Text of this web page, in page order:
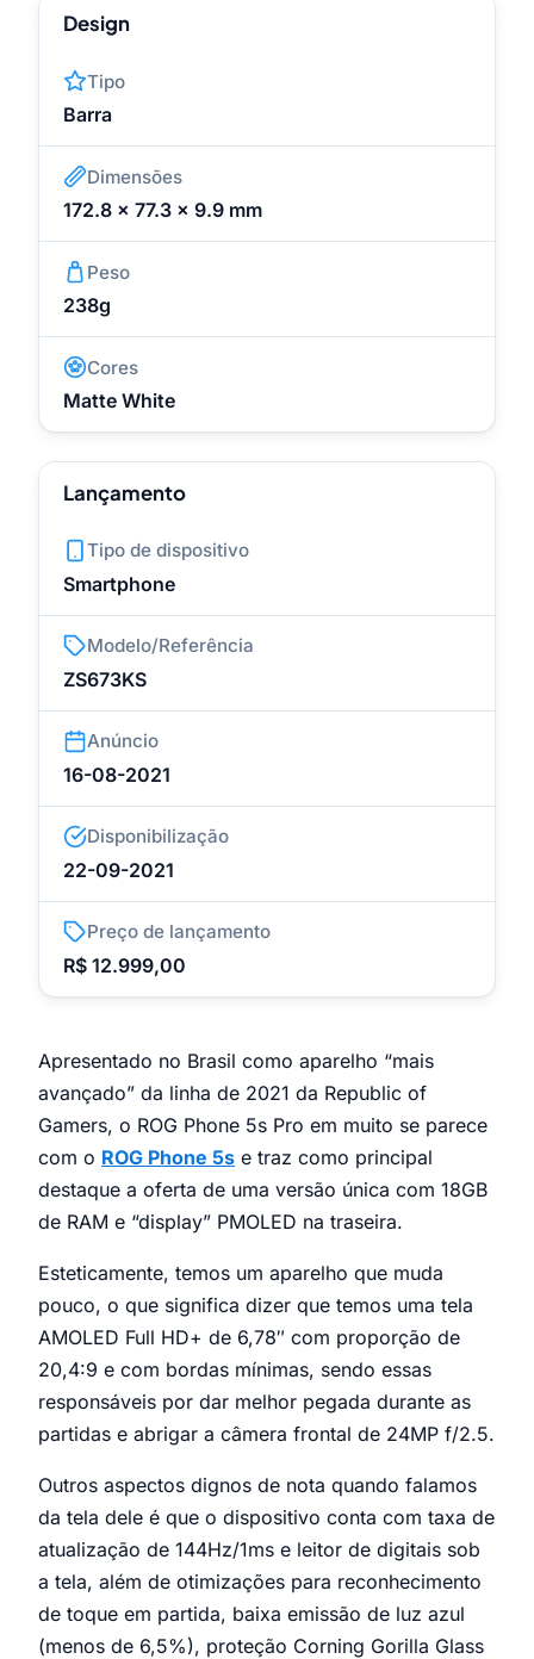
Design
Tipo
Barra
Dimensões
172.8 x 77.3 x 9.9 mm
Peso
238g
Cores
Matte White
Lançamento
Tipo de dispositivo
Smartphone
Modelo/Referência
ZS673KS
Anúncio
16-08-2021
Disponibilização
22-09-2021
Preço de lançamento
R$ 12.999,00
Apresentado no Brasil como aparelho “mais
avançado” da linha de 2021 da Republic of
Gamers, o ROG Phone 5s Pro em muito se parece
com o ROG Phone 5s e traz como principal
destaque a oferta de uma versão única com 18GB
de RAM e “display” PMOLED na traseira.
Esteticamente, temos um aparelho que muda
pouco, o que significa dizer que temos uma tela
AMOLED Full HD+ de 6,78″ com proporção de
20,4:9 e com bordas mínimas, sendo essas
responsáveis por dar melhor pegada durante as
partidas e abrigar a câmera frontal de 24MP f/2.5.
Outros aspectos dignos de nota quando falamos
da tela dele é que o dispositivo conta com taxa de
atualização de 144Hz/1ms e leitor de digitais sob
a tela, além de otimizações para reconhecimento
de toque em partida, baixa emissão de luz azul
(menos de 6,5%), proteção Corning Gorilla Glass